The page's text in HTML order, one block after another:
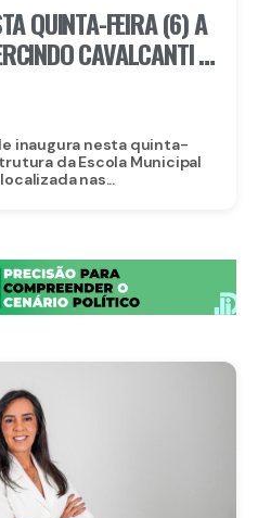
QUINTA-FEIRA (6) A
CAVALCANTI E
EM
inaugura nesta quinta-
da Escola Municipal
nas...